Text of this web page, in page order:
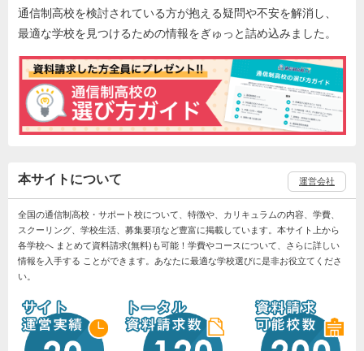
通信制高校を検討されている方が抱える疑問や不安を解消し、
最適な学校を見つけるための情報をぎゅっと詰め込みました。
本サイトについて 運営会社
全国の通信制高校・サポート校について、特徴や、カリキュラムの内容、学費、
スクーリング、学校生活、募集要項など豊富に掲載しています。本サイト上から
各学校へ まとめて資料請求(無料)も可能！学費やコースについて、さらに詳しい
情報を入手する ことができます。あなたに最適な学校選びに是非お役立てくださ
い。